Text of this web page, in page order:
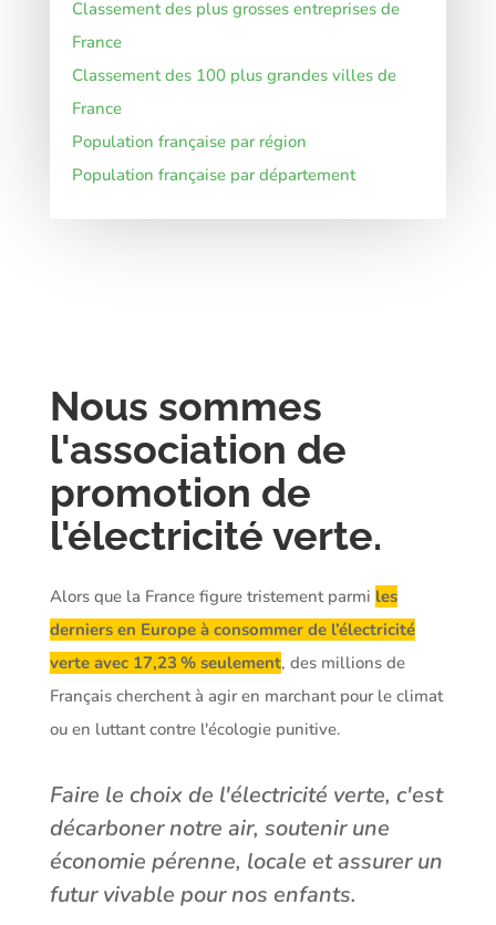
Classement des plus grosses entreprises de
France
Classement des 100 plus grandes villes de
France
Population française par région
Population française par département
Nous sommes
l'association de
promotion de
l'électricité verte.
Alors que la France figure tristement parmi les
derniers en Europe à consommer de l’électricité
verte avec 17,23 % seulement, des millions de
Français cherchent à agir en marchant pour le climat
ou en luttant contre l'écologie punitive.
Faire le choix de l'électricité verte, c'est
décarboner notre air, soutenir une
économie pérenne, locale et assurer un
futur vivable pour nos enfants.